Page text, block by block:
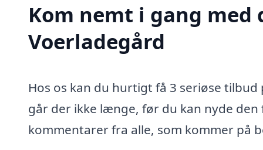
Kom nemt i gang
Voerladegård
Hos os kan du hurtigt få 3 seriøse
går der ikke længe, før du kan nyde
kommentarer fra alle, som kommer på